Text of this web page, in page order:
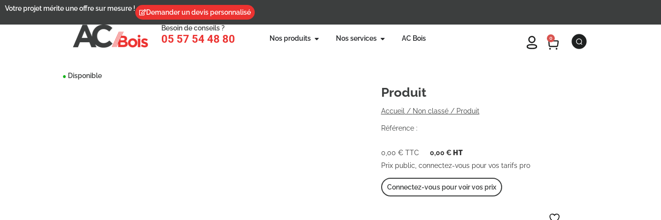
Votre projet mérite une offre sur mesure !
Demander un devis personnalisé
Besoin de conseils ?
05 57 54 48 80 Nos produits Nos services AC Bois 0
● Disponible
Produit
Accueil / Non classé/ Produit
Référence :
0,00 €TTC 0,00 €HT
Prix public, connectez-vous pour vos tarifs pro
Connectez-vous pour voir vos prix